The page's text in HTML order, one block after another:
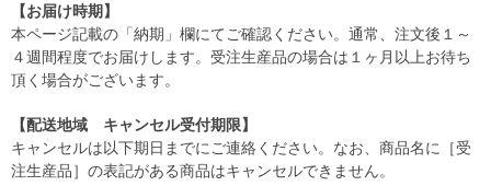
【お届け時期】
本ページ記載の「納期」欄にてご確認ください。通常、注文後１～
４週間程度でお届けします。受注生産品の場合は１ヶ月以上お待ち
頂く場合がございます。
【配送地域 キャンセル受付期限】
キャンセルは以下期日までにご連絡ください。なお、商品名に［受
注生産品］の表記がある商品はキャンセルできません。